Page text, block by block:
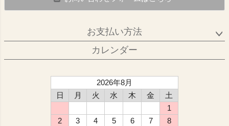
お支払い方法
カレンダー
2026年8月
日
月 火 水 木 金
土
1
2
3 4 5 6 7
8